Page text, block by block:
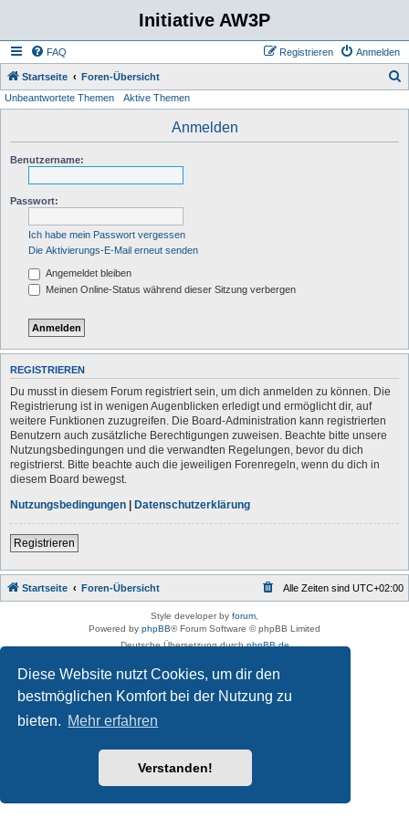
Diese Website nutzt Cookies, um dir den
bestmöglichen Komfort bei der Nutzung zu
bieten. Mehr erfahren
Verstanden!
Initiative AW3P
FAQ Anmelden
Registrieren
Startseite Foren-Übersicht
Unbeantwortete Themen Aktive Themen
Anmelden
Benutzername:
Passwort:
Ich habe mein Passwort vergessen
Die Aktivierungs-E-Mail erneut senden
Angemeldet bleiben
Meinen Online-Status während dieser Sitzung verbergen
REGISTRIEREN
Du musst in diesem Forum registriert sein, um dich anmelden zu können. Die
Registrierung ist in wenigen Augenblicken erledigt und ermöglicht dir, auf
weitere Funktionen zuzugreifen. Die Board-Administration kann registrierten
Benutzern auch zusätzliche Berechtigungen zuweisen. Beachte bitte unsere
Nutzungsbedingungen und die verwandten Regelungen, bevor du dich
registrierst. Bitte beachte auch die jeweiligen Forenregeln, wenn du dich in
diesem Board bewegst.
Nutzungsbedingungen | Datenschutzerklärung
Registrieren
Startseite Foren-Übersicht Alle Zeiten sind UTC+02:00
Style developer by forum
Powered by phpBB® Forum Software © phpBB Limited
Deutsche Übersetzung durchphpBB.de